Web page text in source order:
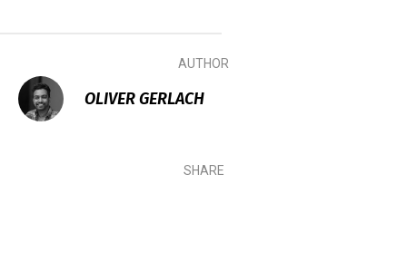
AUTHOR
OLIVER GERLACH
SHARE